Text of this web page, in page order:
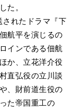
た。
れたドラマ『下
航平を演じるの
インである佃航
か、立花洋介役
直弘役の立川談
、財前道生役の
た帝国重工の